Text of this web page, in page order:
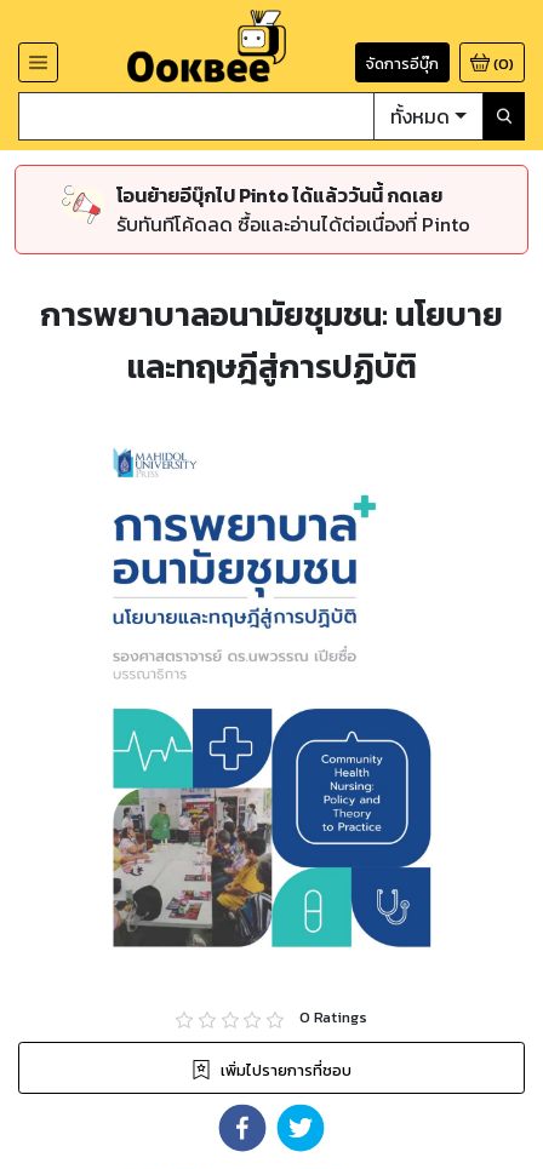
จัดการอีบุ๊ก (0)
ทั้งหมด
โอนย้ายอีบุ๊กไป Pinto ได้แล้ววันนี้ กดเลย
รับทันทีโค้ดลด ซื้อและอ่านได้ต่อเนื่องที่ Pinto
การพยาบาลอนามัยชุมชน: นโยบาย
และทฤษฎีสู่การปฏิบัติ
0 Ratings
เพิ่มไปรายการที่ชอบ